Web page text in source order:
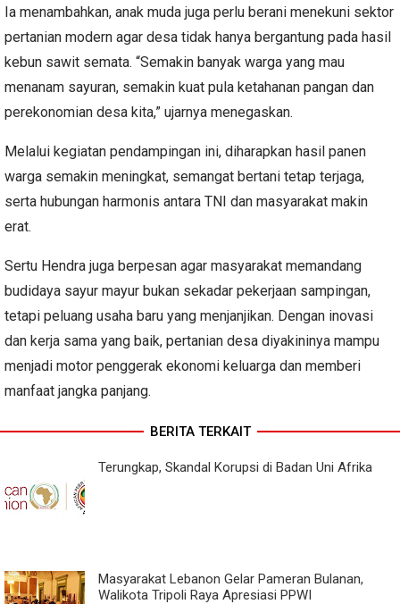
Ia menambahkan, anak muda juga perlu berani menekuni sektor
pertanian modern agar desa tidak hanya bergantung pada hasil
kebun sawit semata. “Semakin banyak warga yang mau
menanam sayuran, semakin kuat pula ketahanan pangan dan
perekonomian desa kita,” ujarnya menegaskan.
Melalui kegiatan pendampingan ini, diharapkan hasil panen
warga semakin meningkat, semangat bertani tetap terjaga,
serta hubungan harmonis antara TNI dan masyarakat makin
erat.
Sertu Hendra juga berpesan agar masyarakat memandang
budidaya sayur mayur bukan sekadar pekerjaan sampingan,
tetapi peluang usaha baru yang menjanjikan. Dengan inovasi
dan kerja sama yang baik, pertanian desa diyakininya mampu
menjadi motor penggerak ekonomi keluarga dan memberi
manfaat jangka panjang.
BERITA TERKAIT
Terungkap, Skandal Korupsi di Badan Uni Afrika
Masyarakat Lebanon Gelar Pameran Bulanan,
Walikota Tripoli Raya Apresiasi PPWI